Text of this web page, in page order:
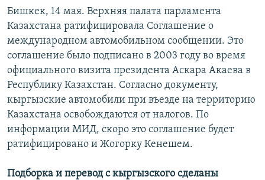
БИЗ ЖАНА ДҮЙНӨ
ЭЖЕ-СИҢДИЛЕР
АЗАТТЫК+
ЫҢГАЙСЫЗ СУРООЛОР
Русский
ОНЛАЙН ШЕРИНЕ
ЭЕ/АРнун бардык сайттары
Бишкек, 14 мая. Верхняя палата парламента
Казахстана ратифицировала Соглашение о
международном автомобильном сообщении. Это
соглашение было подписано в 2003 году во время
официального визита президента Аскара Акаева в
Республику Казахстан. Согласно документу,
кыргызские автомобили при въезде на территорию
Казахстана освобождаются от налогов. По
информации МИД, скоро это соглашение будет
ратифицировано и Жогорку Кенешем.
Подборка и перевод с кыргызского сделаны